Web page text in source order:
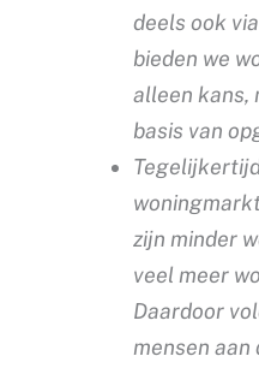
deels ook
bieden we
alleen kans,
basis van
zijn minder
veel meer
Daardoor
mensen aan